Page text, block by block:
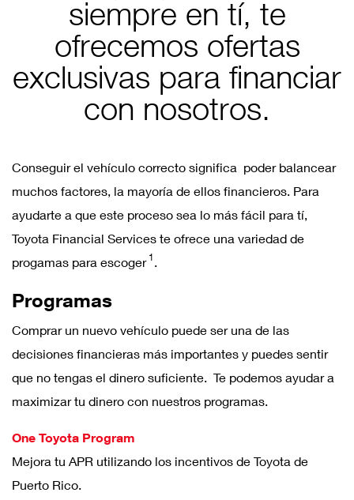
siempre en tí, te
ofrecemos ofertas
exclusivas para financiar
con nosotros.
Conseguir el vehículo correcto significa poder balancear
muchos factores, la mayoría de ellos financieros. Para
ayudarte a que este proceso sea lo más fácil para tí,
Toyota Financial Services te ofrece una variedad de
progamas para escoger 1 .
Programas
Comprar un nuevo vehículo puede ser una de las
decisiones financieras más importantes y puedes sentir
que no tengas el dinero suficiente. Te podemos ayudar a
maximizar tu dinero con nuestros programas.
One Toyota Program
Mejora tu APR utilizando los incentivos de Toyota de
Puerto Rico.